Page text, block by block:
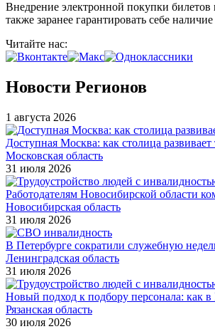
Внедрение электронной покупки билетов
также заранее гарантировать себе
Читайте нас:
Новости Регионов
1 августа 2026
Доступная Москва: как столица
Московская область
31 июля 2026
Работодателям Новосибирской области
Новосибирская область
31 июля 2026
В Петербурге сократили служебную
Ленинградская область
31 июля 2026
Новый подход к подбору персонала: как в
Рязанская область
30 июля 2026